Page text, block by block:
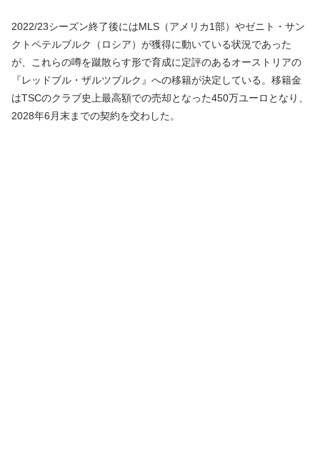
2022/23シーズン終了後にはMLS（アメリカ1部）やゼニト・サン
クトペテルブルク（ロシア）が獲得に動いている状況であった
が、これらの噂を蹴散らす形で育成に定評のあるオーストリアの
『レッドブル・ザルツブルク』への移籍が決定している。移籍金
はTSCのクラブ史上最高額での売却となった450万ユーロとなり、
2028年6月末までの契約を交わした。